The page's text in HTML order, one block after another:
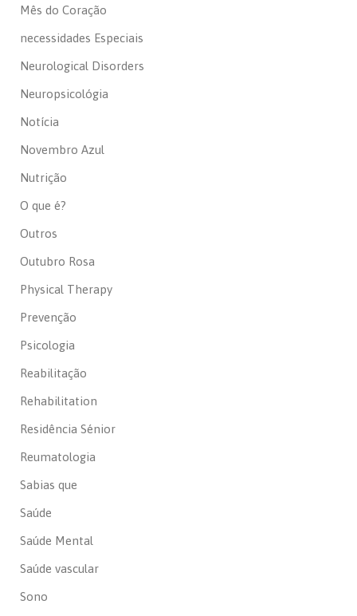
Mês do Coração
necessidades Especiais
Neurological Disorders
Neuropsicológia
Notícia
Novembro Azul
Nutrição
O que é?
Outros
Outubro Rosa
Physical Therapy
Prevenção
Psicologia
Reabilitação
Rehabilitation
Residência Sénior
Reumatologia
Sabias que
Saúde
Saúde Mental
Saúde vascular
Sono